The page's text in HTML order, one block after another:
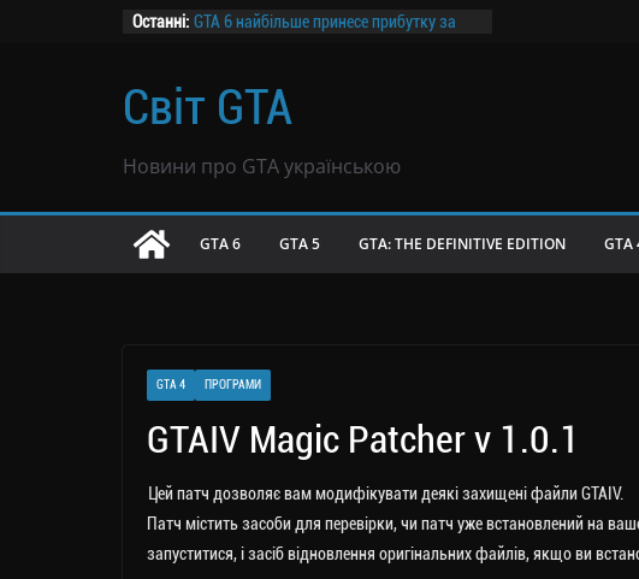
Останні: GTA 6 найбільше принесе прибутку за
на два дні заради GTA 6
Розпочалося передзамовлення GTA 6
Чутки: GTA 6 могла продатися тиражем
Світ GTA
Новини про GTA українською
GTA 6 GTA 5 GTA: THE DEFINITIVE EDITION GTA
GTA 4 ПРОГРАМИ
GTAIV Magic Patcher v 1.0.1
Цей патч дозволяє вам модифікувати деякі захищені файли GTAIV.
Патч містить засоби для перевірки, чи патч уже встановлений на
запуститися, і засіб відновлення оригінальних файлів, якщо ви